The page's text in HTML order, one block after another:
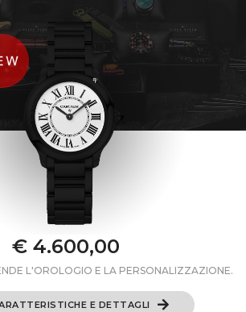
€ 4.600,00
L'OROLOGIO E LA PERSONALIZZAZIONE.
E DETTAGLI